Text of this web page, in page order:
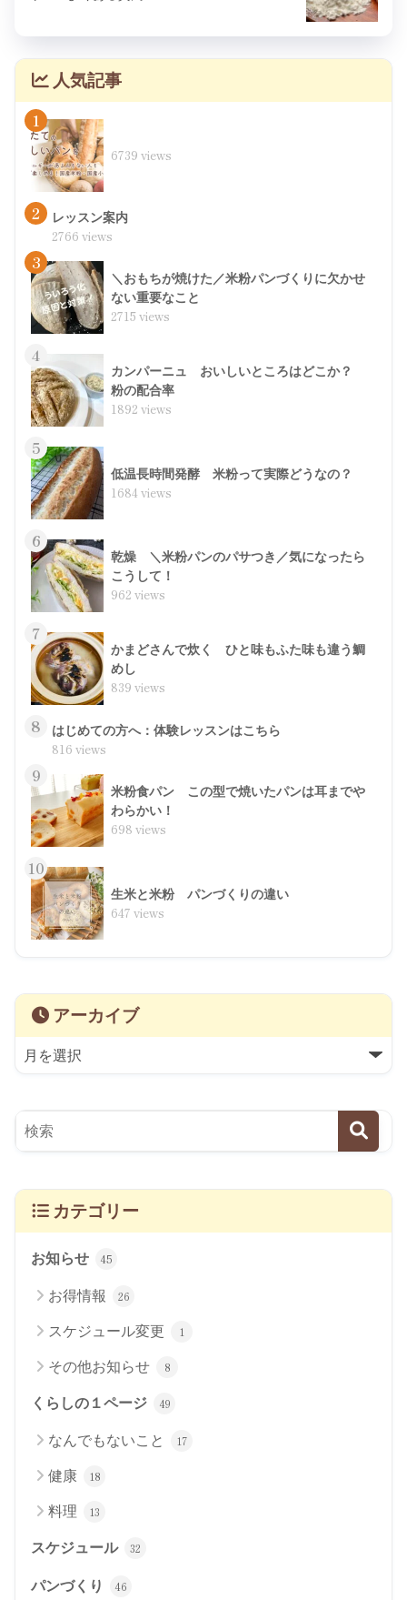
人気記事
1
6739 views
2 レッスン案内
2766 views
3
＼おもちが焼けた／米粉パンづくりに欠かせ
ない重要なこと
2715 views
4
カンパーニュ おいしいところはどこか？
粉の配合率
1892 views
5
低温長時間発酵 米粉って実際どうなの？
1684 views
6
乾燥 ＼米粉パンのパサつき／気になったら
こうして！
962 views
7
かまどさんで炊く ひと味もふた味も違う鯛
めし
839 views
8 はじめての方へ：体験レッスンはこちら
816 views
9
米粉食パン この型で焼いたパンは耳までや
わらかい！
698 views
10
生米と米粉 パンづくりの違い
647 views
アーカイブ
カテゴリー
お知らせ 45
お得情報 26
スケジュール変更 1
その他お知らせ 8
くらしの１ページ 49
なんでもないこと 17
健康 18
料理 13
スケジュール 32
パンづくり 46